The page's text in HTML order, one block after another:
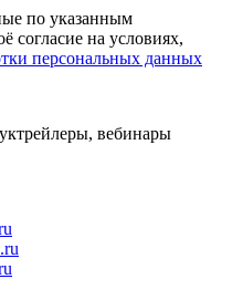
по указанным
согласие на условиях,
персональных данных
вебинары